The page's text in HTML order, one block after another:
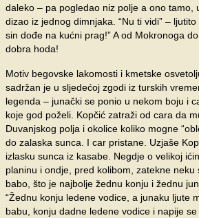
daleko – pa pogledao niz polje a ono tamo,
dizao iz jednog dimnjaka. “Nu ti vidi” –
sin dođe na kućni prag!” A od Mokronoga
dobra hoda!
Motiv begovske lakomosti i kmetske
sadržan je u sljedećoj zgodi iz turskih
legenda – junački se ponio u nekom boju i
koje god poželi. Kopčić zatraži od cara da
Duvanjskog polja i okolice koliko mogne
do zalaska sunca. I car pristane. Uzjaše
izlasku sunca iz kasabe. Negdje o velikoj
planinu i ondje, pred kolibom, zatekne neku
babo, što je najbolje žednu konju i žednu
“Žednu konju ledene vodice, a junaku ljute
babu, konju dadne ledene vodice i napije